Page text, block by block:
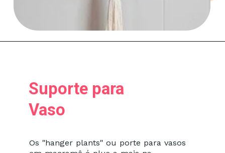
Os "hanger plants" ou porte para vasos
Suporte para
Vaso